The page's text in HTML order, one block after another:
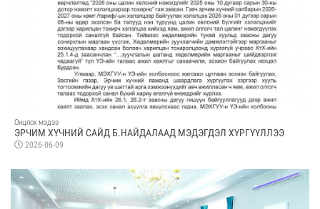
Онцлох мэдээ
ЭРЧИМ ХҮЧНИЙ САЙД Б.НАЙДАЛААД МЭДЭГДЭЛ ХҮРГҮҮЛЛЭЭ
2026-06-09